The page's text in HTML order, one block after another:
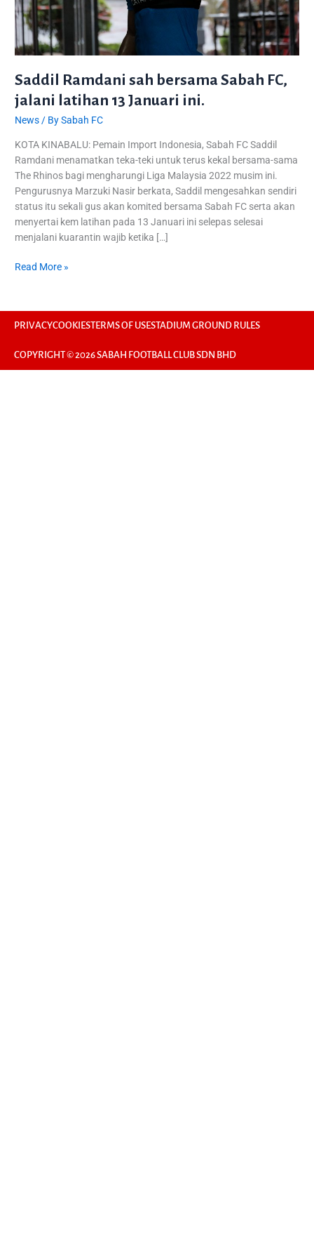
Saddil Ramdani sah bersama Sabah FC,
jalani latihan 13 Januari ini.
News/ BySabah FC
KOTA KINABALU: Pemain Import Indonesia, Sabah FC Saddil
Ramdani menamatkan teka-teki untuk terus kekal bersama-sama
The Rhinos bagi mengharungi Liga Malaysia 2022 musim ini.
Pengurusnya Marzuki Nasir berkata, Saddil mengesahkan sendiri
status itu sekali gus akan komited bersama Sabah FC serta akan
menyertai kem latihan pada 13 Januari ini selepas selesai
menjalani kuarantin wajib ketika […]
Januari
ini.
Read More »
PRIVACYCOOKIESTERMS OF USESTADIUM GROUND RULES
COPYRIGHT © 2026 SABAH FOOTBALL CLUB SDN BHD